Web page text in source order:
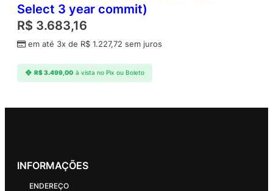
Select 3 year commit)
R$ 3.683,16
em até 3x de R$ 1.227,72 sem juros
R$3.499,00 à vista no Pix ou Boleto
INFORMAÇÕES
ENDEREÇO